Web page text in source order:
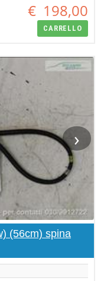
€ 198,00
CARRELLO
›
(56cm) spina